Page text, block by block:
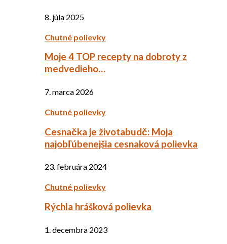
8. júla 2025
Chutné polievky
Moje 4 TOP recepty na dobroty z
medvedieho…
7. marca 2026
Chutné polievky
Cesnačka je životabudč: Moja
najobľúbenejšia cesnaková polievka
23. februára 2024
Chutné polievky
Rýchla hrášková polievka
1. decembra 2023